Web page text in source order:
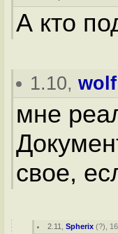
А кто
1.10,wolf
мне
свое,
2.11 ,Spherix (?),